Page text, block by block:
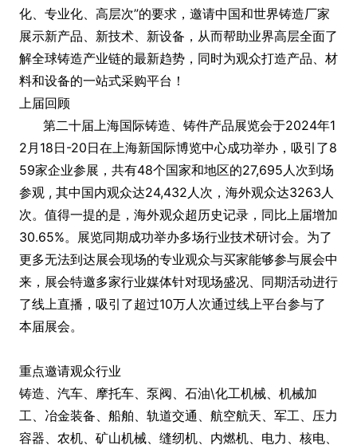
化、专业化、高层次”的要求，邀请中国和世界铸造厂家
展示新产品、新技术、新设备，从而帮助业界高层全面了
解全球铸造产业链的最新趋势，同时为观众打造产品、材
料和设备的一站式采购平台！
上届回顾
第二十届上海国际铸造、铸件产品展览会于2024年1
2月18日-20日在上海新国际博览中心成功举办，吸引了8
59家企业参展，共有48个国家和地区的27,695人次到场
参观 , 其中国内观众达24,432人次，海外观众达3263人
次。值得一提的是，海外观众超历史记录，同比上届增加
30.65%。展览同期成功举办多场行业技术研讨会。为了
更多无法到达展会现场的专业观众与买家能够参与展会中
来，展会特邀多家行业媒体针对现场盛况、同期活动进行
了线上直播，吸引了超过10万人次通过线上平台参与了
本届展会。
重点邀请观众行业
铸造、汽车、摩托车、泵阀、石油\化工机械、机械加
工、冶金装备、船舶、轨道交通、航空航天、军工、压力
容器、农机、矿山机械、缝纫机、内燃机、电力、核电、